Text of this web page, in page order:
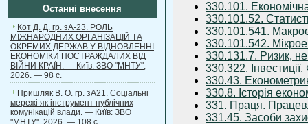
Останні внесення
Кот Д. Д. гр. зА-23. РОЛЬ
МІЖНАРОДНИХ ОРГАНІЗАЦІЙ ТА
ОКРЕМИХ ДЕРЖАВ У ВІДНОВЛЕННІ
ЕКОНОМІКИ ПОСТРАЖДАЛИХ ВІД
ВІЙНИ КРАЇН. — Київ: ЗВО "МНТУ",
2026. — 98 с.
Пришляк В. О. гр. зА21. Соціальні
мережі як інструмент публічних
комунікацій влади. — Київ: ЗВО
"МНТУ", 2026. — 108 с.
330.101.
330.101.52.
330.101.541.
330.101.542.
330.131.7. Ризик,
330.322.
330.43.
330.8. Історія
331. Праця.
331.45. Засоби